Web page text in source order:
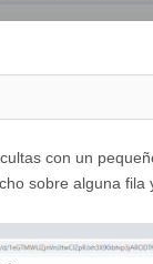
con un
sobre alguna